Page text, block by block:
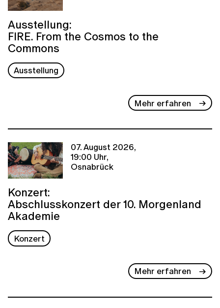
Ausstellung:
FIRE. From the Cosmos to the
Commons
Ausstellung
Mehr erfahren
07. August 2026,
19:00 Uhr,
Osnabrück
Konzert:
Abschlusskonzert der 10. Morgenland
Akademie
Konzert
Mehr erfahren